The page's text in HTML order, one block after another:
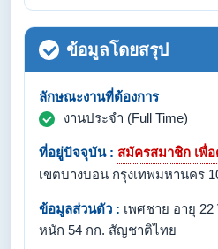
ข้อมูลโดยสรุป
ลักษณะงานที่ต้องการ
งานประจำ (Full Time)
ที่อยู่ปัจจุบัน : สมัครสมาชิก เพื่
เขตบางบอน กรุงเทพมหานคร
ข้อมูลส่วนตัว : เพศชาย อายุ
หนัก 54 กก. สัญชาติไทย